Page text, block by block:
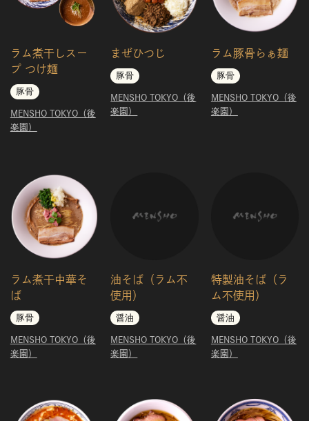
ラム煮干しスー
プ つけ麺
豚骨
MENSHO TOKYO（後
楽園）
まぜひつじ
豚骨
MENSHO TOKYO（後
楽園）
ラム豚骨らぁ麺
豚骨
MENSHO TOKYO（後
楽園）
ラム煮干中華そ
ば
豚骨
MENSHO TOKYO（後
楽園）
油そば（ラム不
使用）
醤油
MENSHO TOKYO（後
楽園）
特製油そば（ラ
ム不使用）
醤油
MENSHO TOKYO（後
楽園）